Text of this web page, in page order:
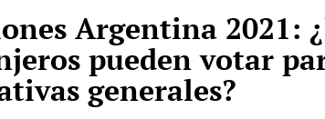
Argentina 2021:
pueden votar
generales?